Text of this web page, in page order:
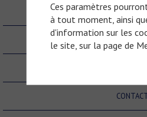
QUI SOMMES-
Ces paramètres
à tout moment, ainsi
d'information sur les
le site, sur la page de